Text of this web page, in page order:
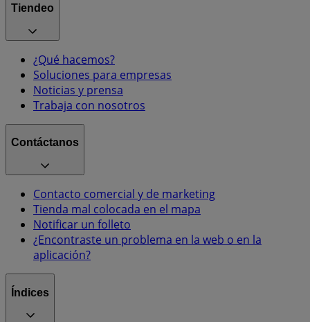
Tiendeo
¿Qué hacemos?
Soluciones para empresas
Noticias y prensa
Trabaja con nosotros
Contáctanos
Contacto comercial y de marketing
Tienda mal colocada en el mapa
Notificar un folleto
¿Encontraste un problema en la web o en la
aplicación?
Índices